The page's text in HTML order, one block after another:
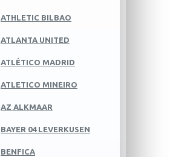
ATHLETIC BILBAO
ATLANTA UNITED
ATLÉTICO MADRID
ATLETICO MINEIRO
AZ ALKMAAR
BAYER 04 LEVERKUSEN
BENFICA